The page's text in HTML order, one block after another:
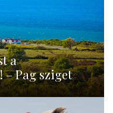
a
– Pag sziget